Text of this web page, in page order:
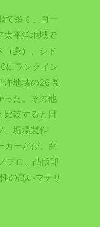
で多く、ヨー
太平洋地域で
（豪）、シド
にランクイン
洋地域の26 %
った。その他
較すると日
、堀場製作
カーがび、商
プロ、凸版印
の高いマテリ